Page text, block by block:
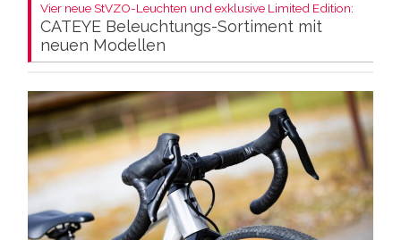
Vier neue StVZO-Leuchten und exklusive Limited Edition:
CATEYE Beleuchtungs-Sortiment mit
neuen Modellen